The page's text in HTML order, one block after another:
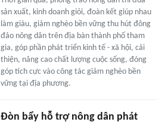
sản xuất, kinh doanh giỏi, đoàn kết giúp nhau
làm giàu, giảm nghèo bền vững thu hút đông
đảo nông dân trên địa bàn thành phố tham
gia, góp phần phát triển kinh tế - xã hội, cải
thiện, nâng cao chất lượng cuộc sống, đóng
góp tích cực vào công tác giảm nghèo bền
vững tại địa phương.
Đòn bẩy hỗ trợ nông dân phát